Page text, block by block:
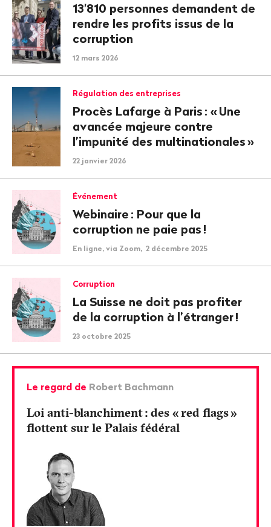
13'810 personnes de­mandent de
rendre les profits issus de la
corruption
12 mars 2026
Régulation des entreprises
Procès Lafarge à Paris : «Une
avancée majeure contre
l’impunité des multinationales»
22 janvier 2026
Événement
Webinaire : Pour que la
corruption ne paie pas !
En ligne, via Zoom, 2 décembre 2025
Corruption
La Suisse ne doit pas profiter
de la corruption à l’étranger!
23 octobre 2025
Le regard de Robert Bachmann
Loi anti-blanchiment: des «red flags»
flottent sur le Palais fédéral